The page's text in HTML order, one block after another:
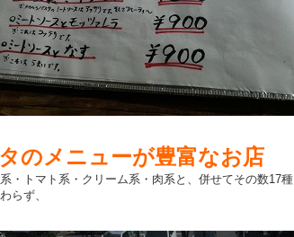
のメニューが豊富なお店
系・トマト系・クリーム系・肉系と、併せてその数17種
らず、